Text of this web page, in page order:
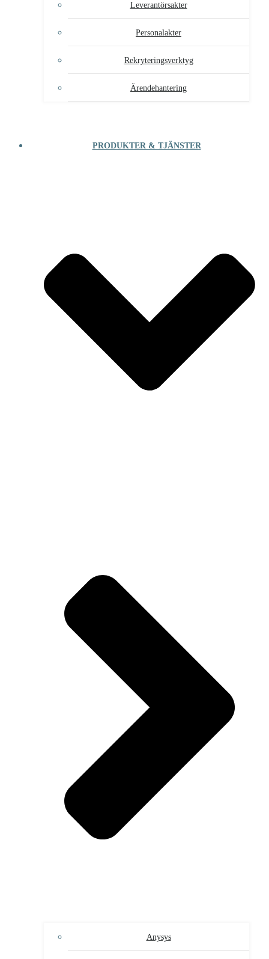
Leverantörsakter
Personalakter
Rekryteringsverktyg
Ärendehantering
PRODUKTER & TJÄNSTER
Anysys